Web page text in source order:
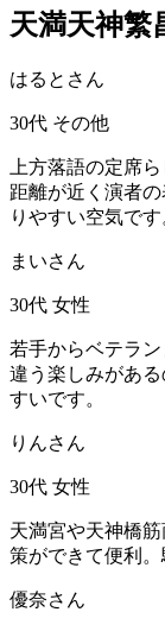
天満天神繁
はるとさん
30代 その他
上方落語の定席
距離が近く演者
りやすい空気です
まいさん
30代 女性
若手からベテラ
違う楽しみがあ
すいです。
りんさん
30代 女性
天満宮や天神橋
策ができて便利。
優奈さん